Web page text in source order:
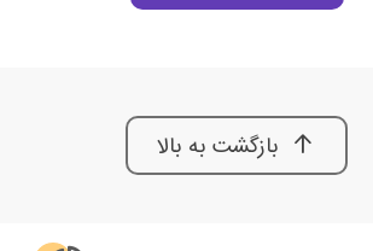
بازگشت به بالا